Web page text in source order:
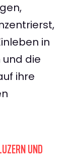
in
und die
ihre
UND